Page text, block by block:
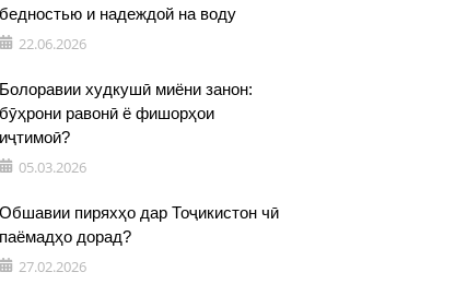
бедностью и надеждой на воду
22.06.2026
Болоравии худкушӣ миёни занон:
бӯҳрони равонӣ ё фишорҳои
иҷтимоӣ?
05.03.2026
Обшавии пиряхҳо дар Тоҷикистон чӣ
паёмадҳо дорад?
27.02.2026